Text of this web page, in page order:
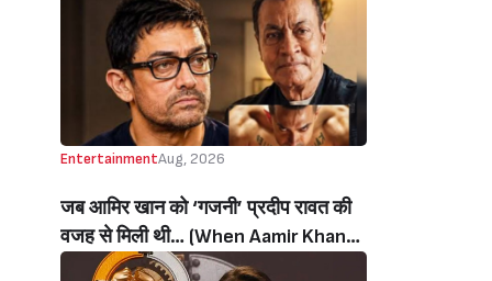
C ग्रेड फिल्में, बोलीं- ‘मैंने अपनी आत्मा बेच दी
थी’ (‘I Sold My Soul’ Actress
Sushmita Mukherjee Recalls Doing
C-Grade Films To Pay Loan)
EntertainmentAug, 2026
जब आमिर खान को ‘गजनी’ प्रदीप रावत की
वजह से मिली थी… (When Aamir Khan
Got ‘Ghajini’ Because Of Pradeep